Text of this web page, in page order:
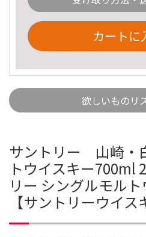
カートに
欲しいものリ
サントリー 山崎・
トウイスキー700ml
リー シングルモル
【サントリーウイ